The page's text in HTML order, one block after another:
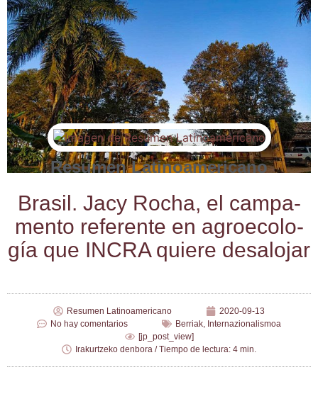
Resumen Latinoamericano
Bra­sil. Jacy Rocha, el cam­pa­
men­to refe­ren­te en agro­eco­lo­
gía que INCRA quie­re desalojar
Resumen Latinoamericano
2020-09-13
No hay comentarios
Berriak Internazionalismoa
[jp_post_view]
Irakurtzeko denbora / Tiempo de lectura: 4 min.